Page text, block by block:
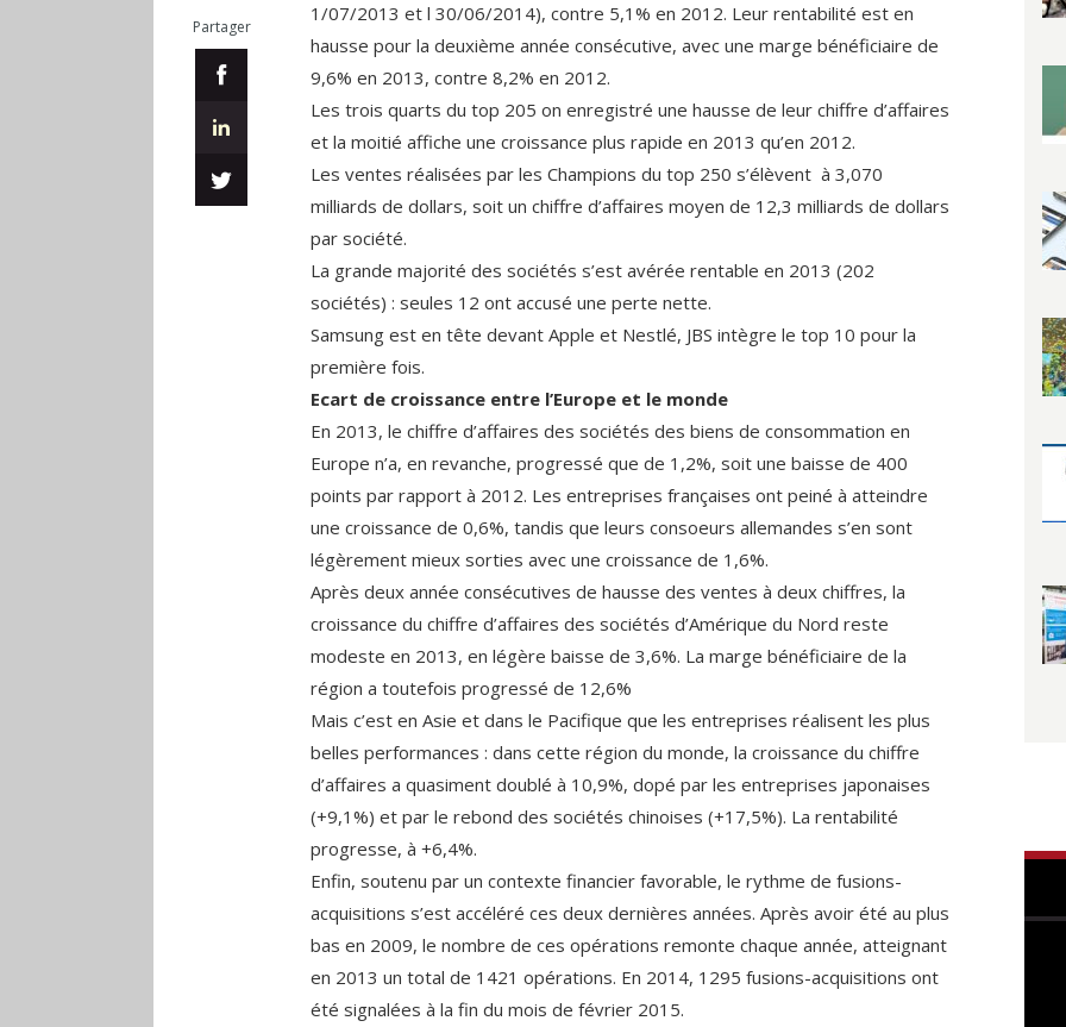
Partager
1/07/2013 et l 30/06/2014), contre 5,1% en 2012. Leur rentabilité est en
hausse pour la deuxième année consécutive, avec une marge bénéficiaire de
9,6% en 2013, contre 8,2% en 2012.
Les trois quarts du top 205 on enregistré une hausse de leur chiffre d’affaires
et la moitié affiche une croissance plus rapide en 2013 qu’en 2012.
Les ventes réalisées par les Champions du top 250 s’élèvent à 3,070
milliards de dollars, soit un chiffre d’affaires moyen de 12,3 milliards de dollars
par société.
La grande majorité des sociétés s’est avérée rentable en 2013 (202
sociétés) : seules 12 ont accusé une perte nette.
Samsung est en tête devant Apple et Nestlé, JBS intègre le top 10 pour la
première fois.
Ecart de croissance entre l’Europe et le monde
En 2013, le chiffre d’affaires des sociétés des biens de consommation en
Europe n’a, en revanche, progressé que de 1,2%, soit une baisse de 400
points par rapport à 2012. Les entreprises françaises ont peiné à atteindre
une croissance de 0,6%, tandis que leurs consoeurs allemandes s’en sont
légèrement mieux sorties avec une croissance de 1,6%.
Après deux année consécutives de hausse des ventes à deux chiffres, la
croissance du chiffre d’affaires des sociétés d’Amérique du Nord reste
modeste en 2013, en légère baisse de 3,6%. La marge bénéficiaire de la
région a toutefois progressé de 12,6%
Mais c’est en Asie et dans le Pacifique que les entreprises réalisent les plus
belles performances : dans cette région du monde, la croissance du chiffre
d’affaires a quasiment doublé à 10,9%, dopé par les entreprises japonaises
(+9,1%) et par le rebond des sociétés chinoises (+17,5%). La rentabilité
progresse, à +6,4%.
Enfin, soutenu par un contexte financier favorable, le rythme de fusions-
acquisitions s’est accéléré ces deux dernières années. Après avoir été au plus
bas en 2009, le nombre de ces opérations remonte chaque année, atteignant
en 2013 un total de 1421 opérations. En 2014, 1295 fusions-acquisitions ont
été signalées à la fin du mois de février 2015.